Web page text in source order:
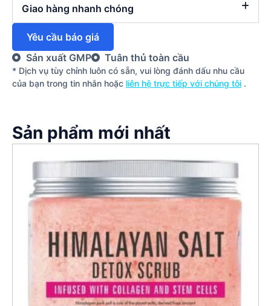
Giao hàng nhanh chóng
Yêu cầu báo giá
Sản xuất GMP
Tuân thủ toàn cầu
* Dịch vụ tùy chỉnh luôn có sẵn, vui lòng đánh dấu nhu cầu
của bạn trong tin nhắn hoặc liên hệ trực tiếp với chúng tôi .
Sản phẩm mới nhất